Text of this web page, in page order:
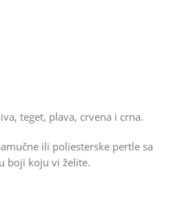
teget, plava, crvena i crna.
ili poliesterske pertle sa
boji koju vi želite.